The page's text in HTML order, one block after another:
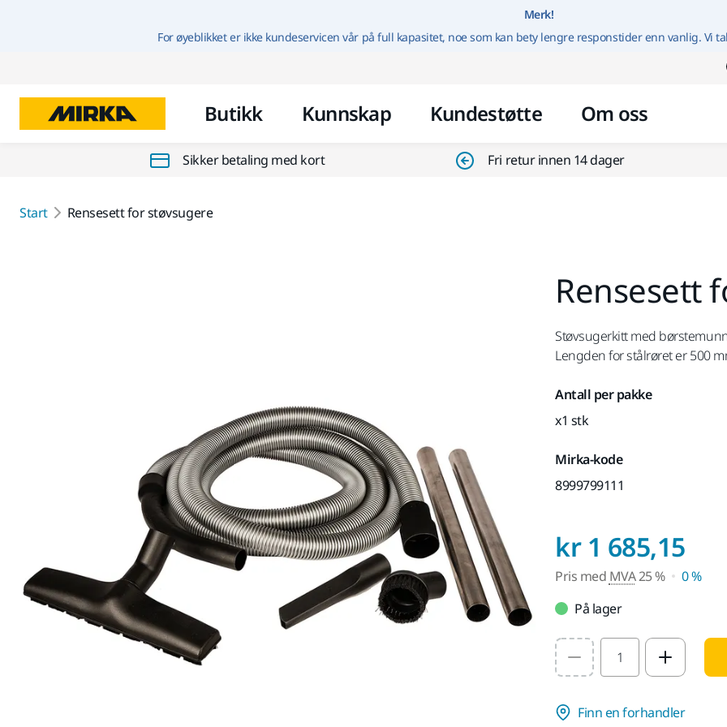
Gå til innhold
Merk!
For øyeblikket er ikke kundeservicen vår på full kapasitet, noe som kan bety lengre responstider enn vanlig. Vi
Butikk Kunnskap Kundestøtte Om oss
Sikker betaling med kort Fri retur innen 14 dager
Start Rensesett for støvsugere
Rensesett
Støvsugerkitt med
Lengden for stålrøret er 500
Antall per pakke
x1 stk
Mirka-kode
8999799111
kr 1 685,15
Pris med MVA25 %
0 %
På lager
Select quantity value
Finn en forhandler